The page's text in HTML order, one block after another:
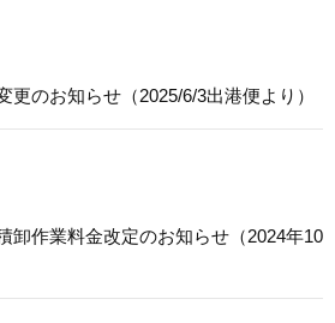
更のお知らせ（2025/6/3出港便より）
作業料金改定のお知らせ（2024年10